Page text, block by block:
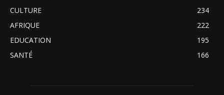
CULTURE
234
AFRIQUE
222
EDUCATION
195
SANTÉ
166